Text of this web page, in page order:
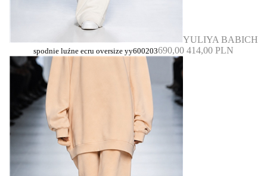
YULIYA BABICH
spodnie luźne ecru oversize yy600203690,00 414,00 PLN